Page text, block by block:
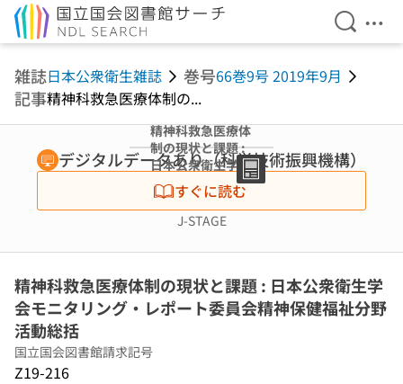
検索を
メ
雑誌日本公衆衛生雑誌 巻号66巻9号 2019年9月
記事精神科救急医療体制の...
精神科救急医療体
制の現状と課題 :
日本公衆衛生学会
モニタリング・レ
ポート委員会精神
保健福祉分野活動
デジタルデータあり（科学技術振興機構）
すぐに読む
J-STAGE
精神科救急医療体制の現状と課題 : 日本公衆衛生学
会モニタリング・レポート委員会精神保健福祉分野
活動総括
国立国会図書館請求記号
Z19-216